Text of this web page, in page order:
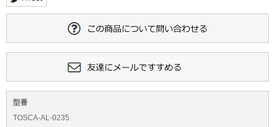
型番
TOSCA-AL-0235